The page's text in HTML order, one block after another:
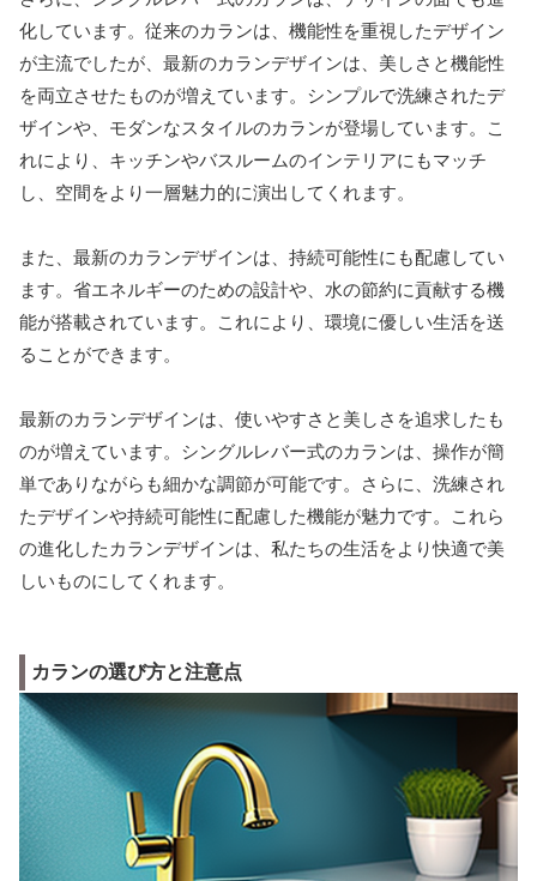
化しています。従来のカランは、機能性を重視したデザイン
が主流でしたが、最新のカランデザインは、美しさと機能性
を両立させたものが増えています。シンプルで洗練されたデ
ザインや、モダンなスタイルのカランが登場しています。こ
れにより、キッチンやバスルームのインテリアにもマッチ
し、空間をより一層魅力的に演出してくれます。
また、最新のカランデザインは、持続可能性にも配慮してい
ます。省エネルギーのための設計や、水の節約に貢献する機
能が搭載されています。これにより、環境に優しい生活を送
ることができます。
最新のカランデザインは、使いやすさと美しさを追求したも
のが増えています。シングルレバー式のカランは、操作が簡
単でありながらも細かな調節が可能です。さらに、洗練され
たデザインや持続可能性に配慮した機能が魅力です。これら
の進化したカランデザインは、私たちの生活をより快適で美
しいものにしてくれます。
カランの選び方と注意点